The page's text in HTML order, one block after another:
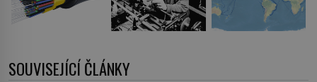
SOUVISEJÍCÍ ČLÁNKY